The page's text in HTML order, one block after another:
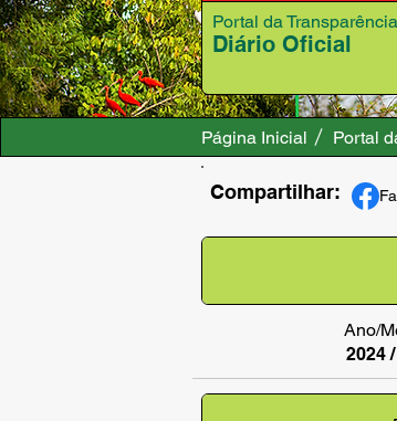
Diário Oficial
Portal da Transparência
Página Inicial Portal
Compartilhar:
Ano/
2024